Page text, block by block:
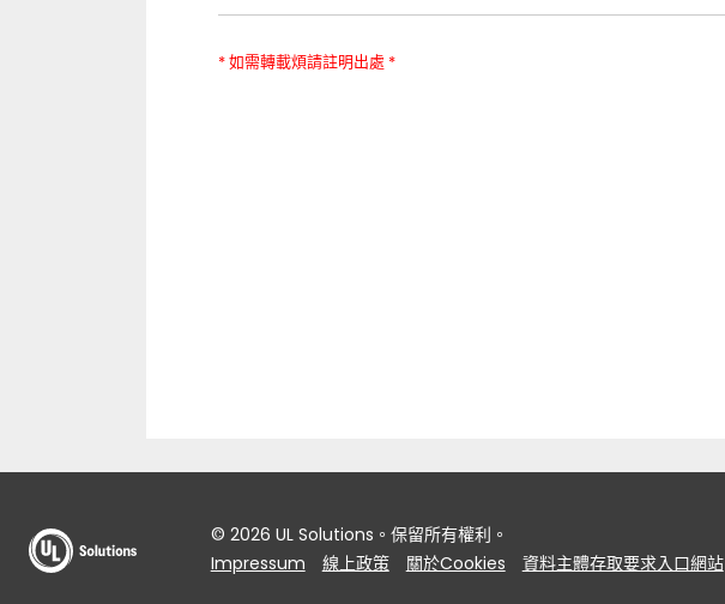
* 如需轉載煩請註明出處 *
© 2026 UL Solutions。保留所有權利。
Impressum
線上政策 關於Cookies 資料主體存取要求入口網站